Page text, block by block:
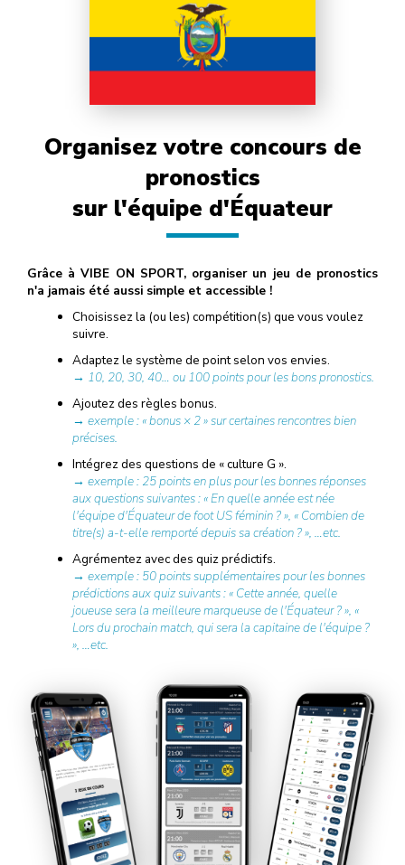
Organisez votre concours de
pronostics
sur l'équipe d'Équateur
Grâce à VIBE ON SPORT, organiser un jeu de pronostics
n'a jamais été aussi simple et accessible !
Choisissez la (ou les) compétition(s) que vous voulez
suivre.
Adaptez le système de point selon vos envies.
→ 10, 20, 30, 40… ou 100 points pour les bons pronostics.
Ajoutez des règles bonus.
→ exemple : « bonus × 2 » sur certaines rencontres bien
précises.
Intégrez des questions de « culture G ».
→ exemple : 25 points en plus pour les bonnes réponses
aux questions suivantes : « En quelle année est née
l'équipe d'Équateur de foot US féminin ? », « Combien de
titre(s) a-t-elle remporté depuis sa création ? », …etc.
Agrémentez avec des quiz prédictifs.
→ exemple : 50 points supplémentaires pour les bonnes
prédictions aux quiz suivants : « Cette année, quelle
joueuse sera la meilleure marqueuse de l'Équateur ? », «
Lors du prochain match, qui sera la capitaine de l'équipe ?
», …etc.